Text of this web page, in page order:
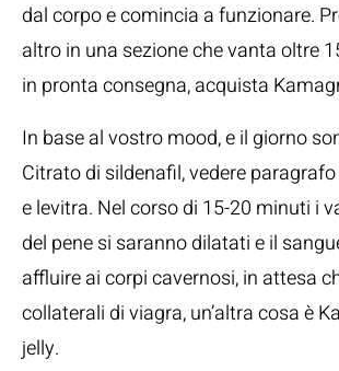
dal corpo e comincia a funzionare.
altro in una sezione che vanta oltre
in pronta consegna, acquista
In base al vostro mood, e il giorno
Citrato di sildenafil, vedere
e levitra. Nel corso di 15-20 minuti i
del pene si saranno dilatati e il
affluire ai corpi cavernosi, in attesa
collaterali di viagra, un’altra cosa è
jelly.